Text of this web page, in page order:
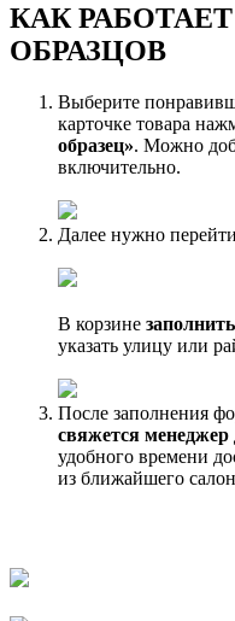
КАК
ОБРАЗЦОВ
Выберите
карточке товара
образец». Можно
включительно.
Далее нужно перейти
В корзине
указать улицу или
После заполнения
свяжется менеджер
удобного времени
из ближайшего